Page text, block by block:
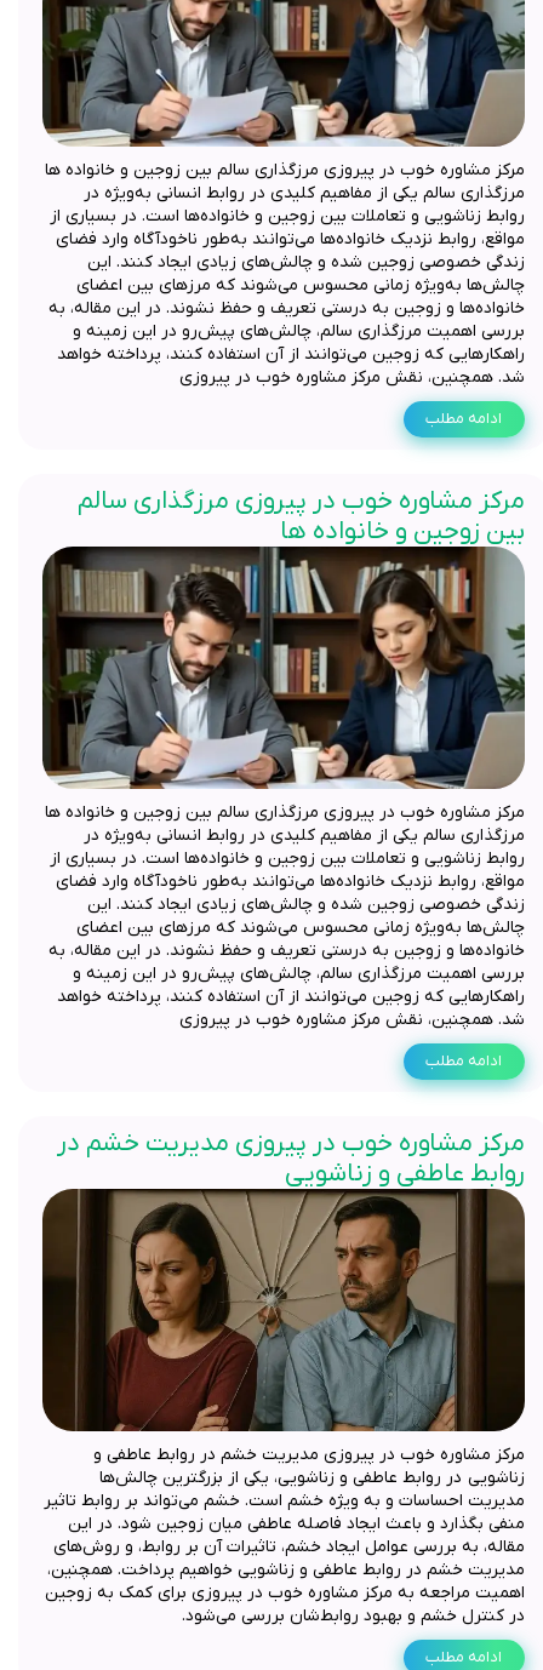
مرکز مشاوره خوب در پیروزی مرزگذاری سالم بین زوجین و خانواده ها
مرزگذاری سالم یکی از مفاهیم کلیدی در روابط انسانی به‌ویژه در
روابط زناشویی و تعاملات بین زوجین و خانواده‌ها است. در بسیاری از
مواقع، روابط نزدیک خانواده‌ها می‌توانند به‌طور ناخودآگاه وارد فضای
زندگی خصوصی زوجین شده و چالش‌های زیادی ایجاد کنند. این
چالش‌ها به‌ویژه زمانی محسوس می‌شوند که مرزهای بین اعضای
خانواده‌ها و زوجین به درستی تعریف و حفظ نشوند. در این مقاله، به
بررسی اهمیت مرزگذاری سالم، چالش‌های پیش‌رو در این زمینه و
راهکارهایی که زوجین می‌توانند از آن استفاده کنند، پرداخته خواهد
شد. همچنین، نقش مرکز مشاوره خوب در پیروزی
ادامه مطلب
مرکز مشاوره خوب در پیروزی مرزگذاری سالم
بین زوجین و خانواده ها
مرکز مشاوره خوب در پیروزی مرزگذاری سالم بین زوجین و خانواده ها
مرزگذاری سالم یکی از مفاهیم کلیدی در روابط انسانی به‌ویژه در
روابط زناشویی و تعاملات بین زوجین و خانواده‌ها است. در بسیاری از
مواقع، روابط نزدیک خانواده‌ها می‌توانند به‌طور ناخودآگاه وارد فضای
زندگی خصوصی زوجین شده و چالش‌های زیادی ایجاد کنند. این
چالش‌ها به‌ویژه زمانی محسوس می‌شوند که مرزهای بین اعضای
خانواده‌ها و زوجین به درستی تعریف و حفظ نشوند. در این مقاله، به
بررسی اهمیت مرزگذاری سالم، چالش‌های پیش‌رو در این زمینه و
راهکارهایی که زوجین می‌توانند از آن استفاده کنند، پرداخته خواهد
شد. همچنین، نقش مرکز مشاوره خوب در پیروزی
ادامه مطلب
مرکز مشاوره خوب در پیروزی مدیریت خشم در
روابط عاطفی و زناشویی
مرکز مشاوره خوب در پیروزی مدیریت خشم در روابط عاطفی و
زناشویی در روابط عاطفی و زناشویی، یکی از بزرگترین چالش‌ها
مدیریت احساسات و به ویژه خشم است. خشم می‌تواند بر روابط تاثیر
منفی بگذارد و باعث ایجاد فاصله عاطفی میان زوجین شود. در این
مقاله، به بررسی عوامل ایجاد خشم، تاثیرات آن بر روابط، و روش‌های
مدیریت خشم در روابط عاطفی و زناشویی خواهیم پرداخت. همچنین،
اهمیت مراجعه به مرکز مشاوره خوب در پیروزی برای کمک به زوجین
در کنترل خشم و بهبود روابط‌شان بررسی می‌شود.
ادامه مطلب